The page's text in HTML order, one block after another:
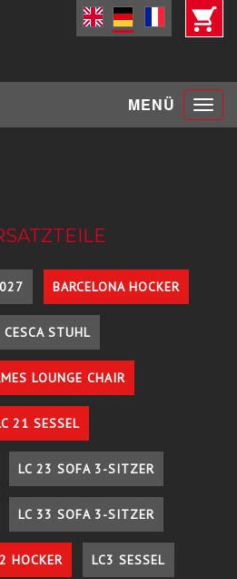
MENÜ Toggle
BARCELONA HOCKER
CESCA STUHL
LOUNGE CHAIR
21 SESSEL
LC 23 SOFA 3-SITZER
LC 33 SOFA 3-SITZER
HOCKER LC3 SESSEL